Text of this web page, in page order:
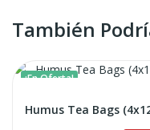
También
¡En Oferta!